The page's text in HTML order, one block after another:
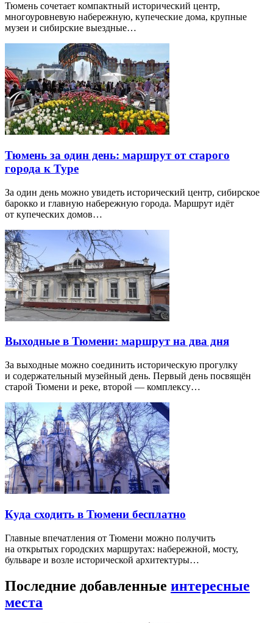
Тюмень сочетает компактный исторический центр,
многоуровневую набережную, купеческие дома, крупные
музеи и сибирские выездные…
Тюмень за один день: маршрут от старого
города к Туре
За один день можно увидеть исторический центр, сибирское
барокко и главную набережную города. Маршрут идёт
от купеческих домов…
Выходные в Тюмени: маршрут на два дня
За выходные можно соединить историческую прогулку
и содержательный музейный день. Первый день посвящён
старой Тюмени и реке, второй — комплексу…
Куда сходить в Тюмени бесплатно
Главные впечатления от Тюмени можно получить
на открытых городских маршрутах: набережной, мосту,
бульваре и возле исторической архитектуры…
Последние добавленные интересные
места